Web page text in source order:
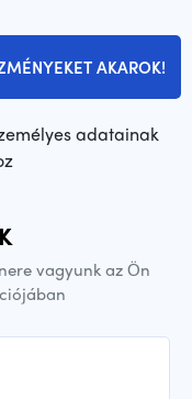
AKAROK!
adatainak
vagyunk az Ön